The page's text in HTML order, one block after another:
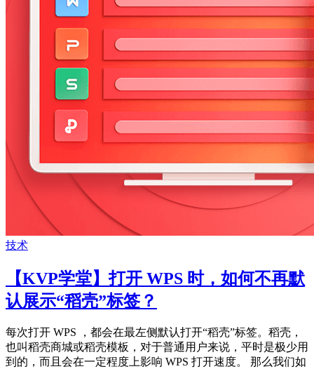
技术
【KVP学堂】打开 WPS 时，如何不再默
认展示“稻壳”标签？
每次打开 WPS ，都会在最左侧默认打开“稻壳”标签。稻壳，
也叫稻壳商城或稻壳模板，对于普通用户来说，平时是极少用
到的，而且会在一定程度上影响 WPS 打开速度。 那么我们如